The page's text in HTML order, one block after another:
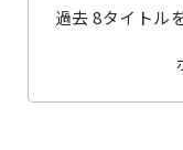
過去 8タイトル